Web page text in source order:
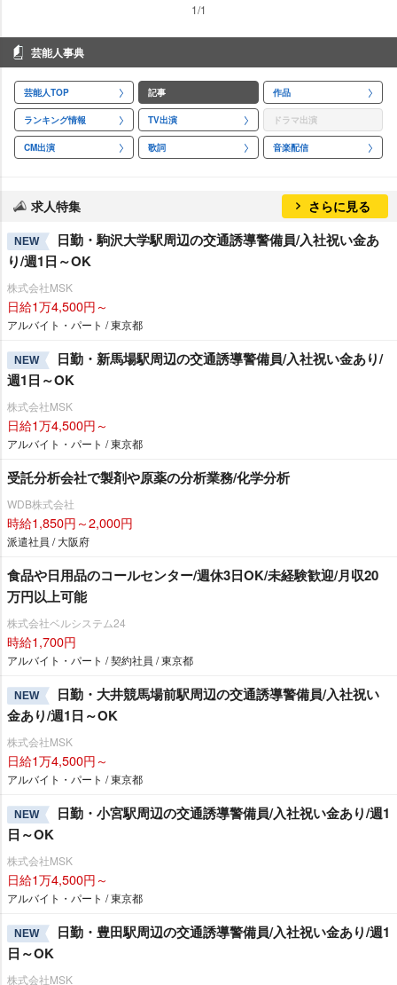
1/1
芸能人事典
芸能人TOP 記事 作品
ランキング情報 TV出演 ドラマ出演
CM出演 歌詞 音楽配信
求人特集 さらに見る
NEW
日勤・駒沢大学駅周辺の交通誘導警備員/入社祝い金あ
り/週1日～OK
株式会社MSK
日給1万4,500円～
アルバイト・パート / 東京都
NEW
日勤・新馬場駅周辺の交通誘導警備員/入社祝い金あり/
週1日～OK
株式会社MSK
日給1万4,500円～
アルバイト・パート / 東京都
受託分析会社で製剤や原薬の分析業務/化学分析
WDB株式会社
時給1,850円～2,000円
派遣社員 / 大阪府
食品や日用品のコールセンター/週休3日OK/未経験歓迎/月収20
万円以上可能
株式会社ベルシステム24
時給1,700円
アルバイト・パート / 契約社員 / 東京都
NEW
日勤・大井競馬場前駅周辺の交通誘導警備員/入社祝い
金あり/週1日～OK
株式会社MSK
日給1万4,500円～
アルバイト・パート / 東京都
NEW
日勤・小宮駅周辺の交通誘導警備員/入社祝い金あり/週1
日～OK
株式会社MSK
日給1万4,500円～
アルバイト・パート / 東京都
NEW
日勤・豊田駅周辺の交通誘導警備員/入社祝い金あり/週1
日～OK
株式会社MSK